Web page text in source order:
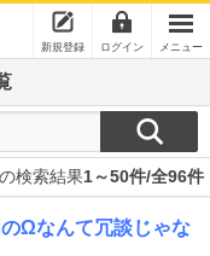
新規登録 ログイン メニュー
の検索結果1～50件/全96件
Ωなんて冗談じゃな